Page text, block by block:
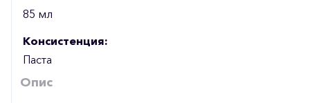
85 мл
Консистенция:
Паста
Опис